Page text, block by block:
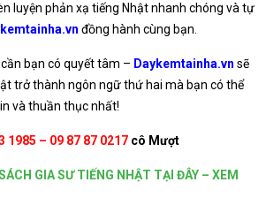
luyện phản xạ tiếng Nhật nhanh chóng và tự
đồng hành cùng bạn.
bạn có quyết tâm – Daykemtainha.vn sẽ
trở thành ngôn ngữ thứ hai mà bạn có thể
và thuần thục nhất!
1985 – 09 87 87 0217 cô Mượt
GIA SƯ TIẾNG NHẬT TẠI ĐÂY – XEM